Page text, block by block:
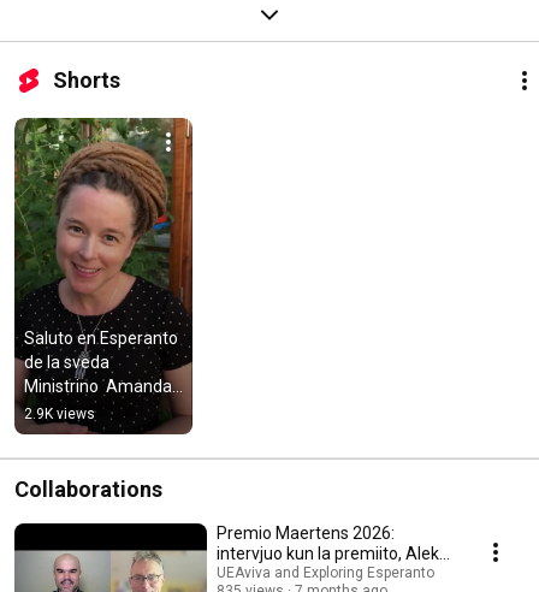
Shorts
Saluto en Esperanto
de la sveda
Ministrino  Amanda
Lind
2.9K views
Collaborations
Premio Maertens 2026:
intervjuo kun la premiito, Alekso
Miller
UEAviva and Exploring Esperanto